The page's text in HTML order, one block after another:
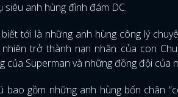
anh hùng đình đám DC.
tới là những anh hùng công lý
trở thành nạn nhân của con
của Superman và những đồng đội của
bao gồm những anh hùng bốn chân